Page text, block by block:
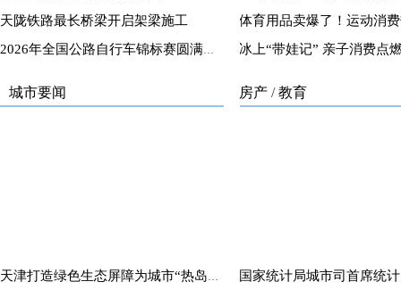
天陇铁路最长桥梁开启架梁施工
2026年全国公路自行车锦标赛圆满落幕
城市要闻
天津打造绿色生态屏障为城市“热岛”降温
房产 /教育